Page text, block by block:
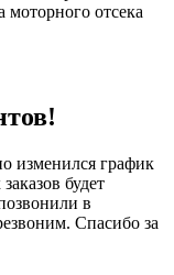
отсека
изменился график
будет
в
Спасибо за